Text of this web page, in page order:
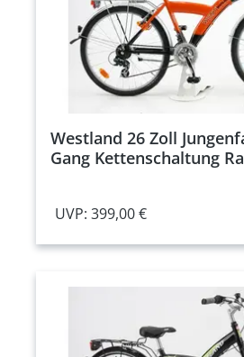
Westland 26 Zoll
Gang Kettenschaltung
UVP: 399,00 €